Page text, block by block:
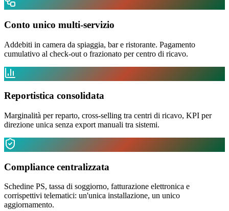
Conto unico multi-servizio
Addebiti in camera da spiaggia, bar e ristorante. Pagamento
cumulativo al check-out o frazionato per centro di ricavo.
Reportistica consolidata
Marginalità per reparto, cross-selling tra centri di ricavo, KPI per
direzione unica senza export manuali tra sistemi.
Compliance centralizzata
Schedine PS, tassa di soggiorno, fatturazione elettronica e
corrispettivi telematici: un'unica installazione, un unico
aggiornamento.